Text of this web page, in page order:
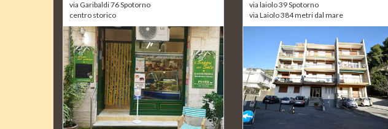
via Garibaldi 76 Spotorno
centro storico
via laiolo 39 Spotorno
via Laiolo 384 metri dal mare